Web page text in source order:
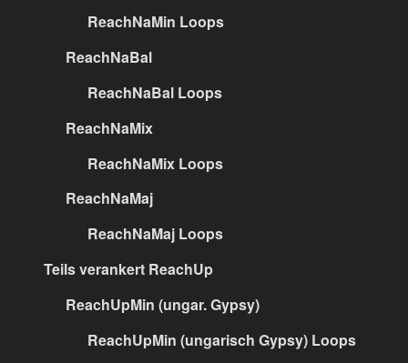
ReachNaMin Loops
ReachNaBal
ReachNaBal Loops
ReachNaMix
ReachNaMix Loops
ReachNaMaj
ReachNaMaj Loops
Teils verankert ReachUp
ReachUpMin (ungar. Gypsy)
ReachUpMin (ungarisch Gypsy) Loops